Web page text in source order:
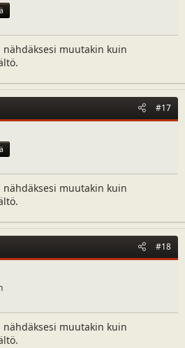
muutakin kuin
#17
muutakin kuin
#18
muutakin kuin